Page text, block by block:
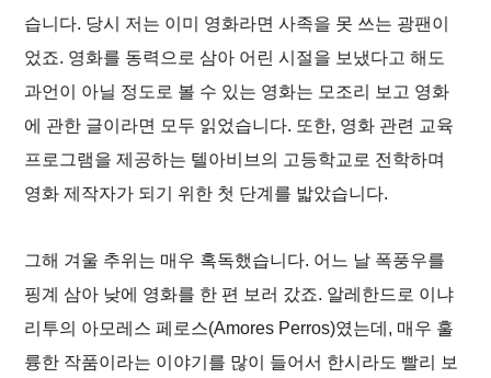
습니다. 당시 저는 이미 영화라면 사족을 못 쓰는 광팬이
었죠. 영화를 동력으로 삼아 어린 시절을 보냈다고 해도
과언이 아닐 정도로 볼 수 있는 영화는 모조리 보고 영화
에 관한 글이라면 모두 읽었습니다. 또한, 영화 관련 교육
프로그램을 제공하는 텔아비브의 고등학교로 전학하며
영화 제작자가 되기 위한 첫 단계를 밟았습니다.
그해 겨울 추위는 매우 혹독했습니다. 어느 날 폭풍우를
핑계 삼아 낮에 영화를 한 편 보러 갔죠. 알레한드로 이냐
리투의 아모레스 페로스(Amores Perros)였는데, 매우 훌
륭한 작품이라는 이야기를 많이 들어서 한시라도 빨리 보